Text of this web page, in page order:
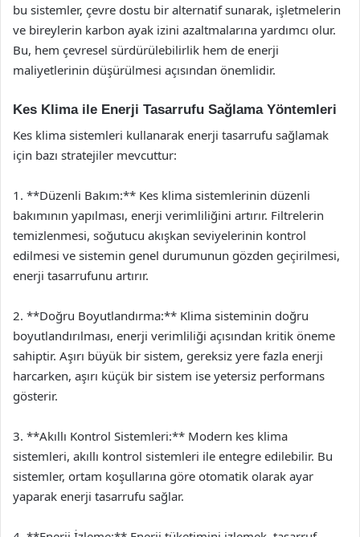
bu sistemler, çevre dostu bir alternatif sunarak, işletmelerin
ve bireylerin karbon ayak izini azaltmalarına yardımcı olur.
Bu, hem çevresel sürdürülebilirlik hem de enerji
maliyetlerinin düşürülmesi açısından önemlidir.
Kes Klima ile Enerji Tasarrufu Sağlama Yöntemleri
Kes klima sistemleri kullanarak enerji tasarrufu sağlamak
için bazı stratejiler mevcuttur:
1. **Düzenli Bakım:** Kes klima sistemlerinin düzenli
bakımının yapılması, enerji verimliliğini artırır. Filtrelerin
temizlenmesi, soğutucu akışkan seviyelerinin kontrol
edilmesi ve sistemin genel durumunun gözden geçirilmesi,
enerji tasarrufunu artırır.
2. **Doğru Boyutlandırma:** Klima sisteminin doğru
boyutlandırılması, enerji verimliliği açısından kritik öneme
sahiptir. Aşırı büyük bir sistem, gereksiz yere fazla enerji
harcarken, aşırı küçük bir sistem ise yetersiz performans
gösterir.
3. **Akıllı Kontrol Sistemleri:** Modern kes klima
sistemleri, akıllı kontrol sistemleri ile entegre edilebilir. Bu
sistemler, ortam koşullarına göre otomatik olarak ayar
yaparak enerji tasarrufu sağlar.